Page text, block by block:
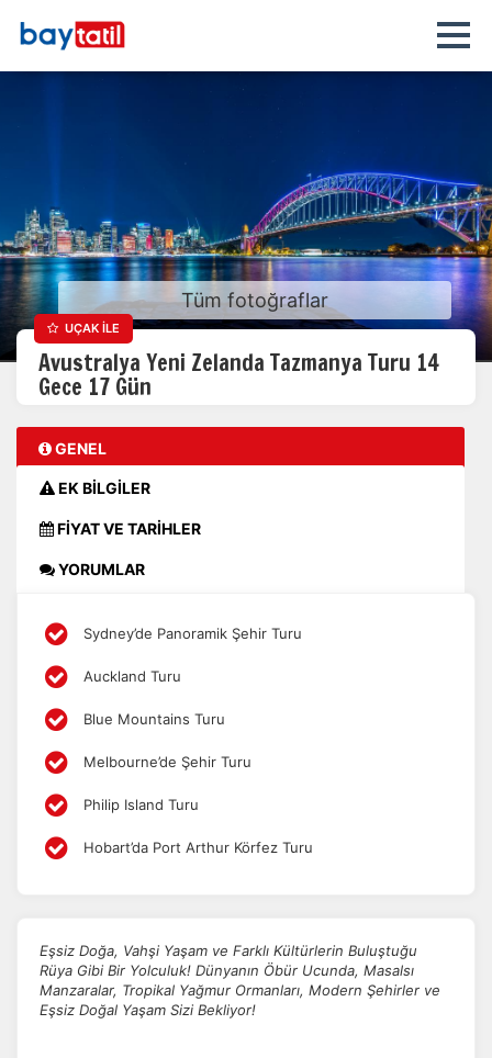
Tüm fotoğraflar
UÇAK İLE
Avustralya Yeni Zelanda Tazmanya Turu 14
Gece 17 Gün
GENEL
EK BİLGİLER
FİYAT VE TARİHLER
YORUMLAR
Sydney’de Panoramik Şehir Turu
Auckland Turu
Blue Mountains Turu
Melbourne’de Şehir Turu
Philip Island Turu
Hobart’da Port Arthur Körfez Turu
Eşsiz Doğa, Vahşi Yaşam ve Farklı Kültürlerin Buluştuğu
Rüya Gibi Bir Yolculuk! Dünyanın Öbür Ucunda, Masalsı
Manzaralar, Tropikal Yağmur Ormanları, Modern Şehirler ve
Eşsiz Doğal Yaşam Sizi Bekliyor!